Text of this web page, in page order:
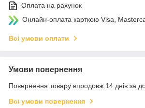
Оплата на рахунок
Онлайн-оплата карткою Visa,
Всі умови оплати
Умови повернення
Повернення товару впродовж 14 днів за
Всі умови повернення